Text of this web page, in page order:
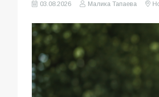
03.08.2026 Малика Тапаева